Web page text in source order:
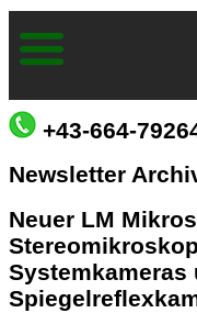
+43-664-
Newsletter
Neuer LM